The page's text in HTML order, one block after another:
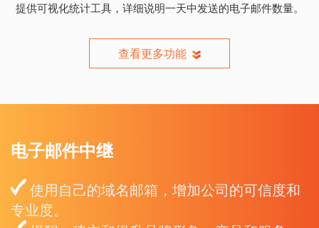
提供可视化统计工具，详细说明一天中发送的电子邮件数量。
查看更多功能
电子邮件中继
使用自己的域名邮箱，增加公司的可信度和
专业度。